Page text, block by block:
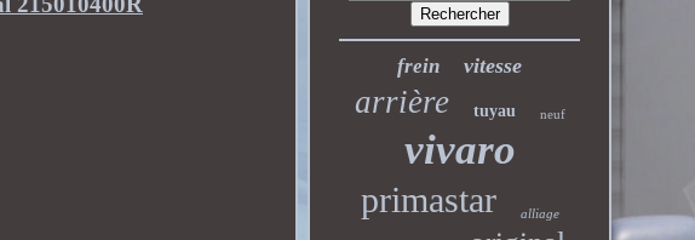
frein vitesse
arrière tuyau neuf
vivaro
primastar alliage